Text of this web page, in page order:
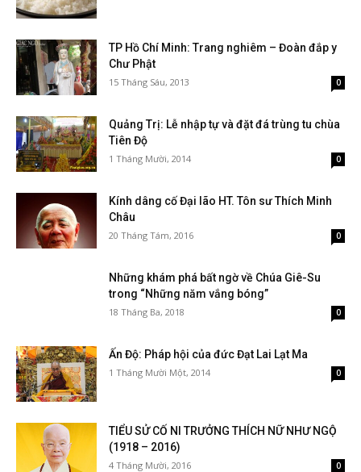
TP Hồ Chí Minh: Trang nghiêm – Đoàn đắp y
Chư Phật
15 Tháng Sáu, 2013 0
Quảng Trị: Lễ nhập tự và đặt đá trùng tu chùa
Tiên Độ
1 Tháng Mười, 2014 0
Kính dâng cố Đại lão HT. Tôn sư Thích Minh
Châu
20 Tháng Tám, 2016 0
Những khám phá bất ngờ về Chúa Giê-Su
trong “Những năm vắng bóng”
18 Tháng Ba, 2018 0
Ấn Độ: Pháp hội của đức Đạt Lai Lạt Ma
1 Tháng Mười Một, 2014 0
TIỂU SỬ CỐ NI TRƯỞNG THÍCH NỮ NHƯ NGỘ
(1918 – 2016)
4 Tháng Mười, 2016 0